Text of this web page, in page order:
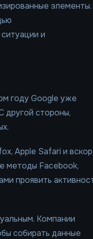
элементы.
и
году Google уже
другой стороны,
Apple Safari и
методы Facebook,
проявить
Компании
собирать данные